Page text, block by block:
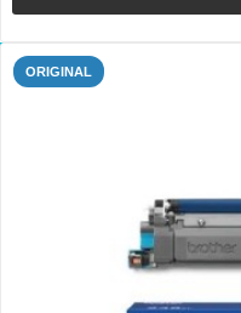
ORIGINAL